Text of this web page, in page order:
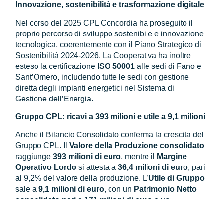
Innovazione, sostenibilità e trasformazione digitale
Nel corso del 2025 CPL Concordia ha proseguito il
proprio percorso di sviluppo sostenibile e innovazione
tecnologica, coerentemente con il Piano Strategico di
Sostenibilità 2024-2026. La Cooperativa ha inoltre
esteso la certificazione ISO 50001 alle sedi di Fano e
Sant’Omero, includendo tutte le sedi con gestione
diretta degli impianti energetici nel Sistema di
Gestione dell’Energia.
Gruppo CPL: ricavi a 393 milioni e utile a 9,1 milioni
Anche il Bilancio Consolidato conferma la crescita del
Gruppo CPL. IlValore della Produzione consolidato
raggiunge393 milioni di euro, mentre il
Margine
Operativo Lordo si attesta a36,4 milioni di euro, pari
al 9,2% del valore della produzione. L’Utile di Gruppo
sale a9,1 milioni di euro, con un Patrimonio Netto